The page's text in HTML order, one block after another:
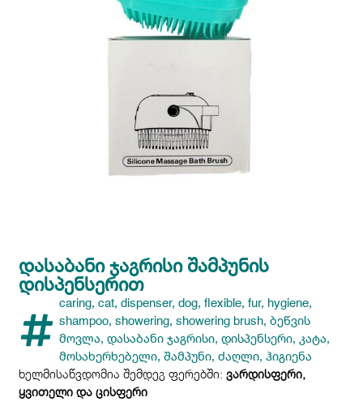
ᲓᲐᲡᲐᲑᲐᲜᲘ ᲯᲐᲒᲠᲘᲡᲘ ᲨᲐᲛᲞᲣᲜᲘᲡ
ᲓᲘᲡᲞᲔᲜᲡᲔᲠᲘᲗ
caring, cat, dispenser, dog, flexible, fur, hygiene,
shampoo, showering, showering brush, ბეწვის
მოვლა, დასაბანი ჯაგრისი, დისპენსერი, კატა,
მოსახერხებელი, შამპუნი, ძაღლი, ჰიგიენა
ხელმისაწვდომია შემდეგ ფერებში: ვარდისფერი,
ყვითელი და ცისფერი